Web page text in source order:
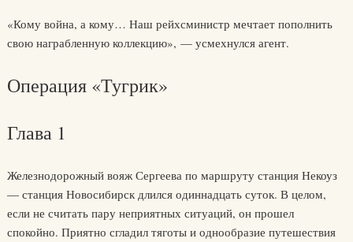
«Кому война, а кому… Наш рейхсминистр мечтает пополнить
свою награбленную коллекцию», — усмехнулся агент.
Операция «Тугрик»
Глава 1
Железнодорожный вояж Сергеева по маршруту станция Некоуз
— станция Новосибирск длился одиннадцать суток. В целом,
если не считать пару неприятных ситуаций, он прошел
спокойно. Приятно сгладил тяготы и однообразие путешествия